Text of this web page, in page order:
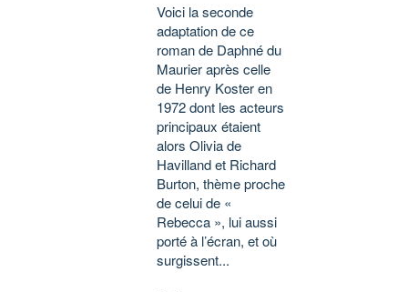
Voici la seconde
adaptation de ce
roman de Daphné du
Maurier après celle
de Henry Koster en
1972 dont les acteurs
principaux étaient
alors Olivia de
Havilland et Richard
Burton, thème proche
de celui de «
Rebecca », lui aussi
porté à l’écran, et où
surgissent...